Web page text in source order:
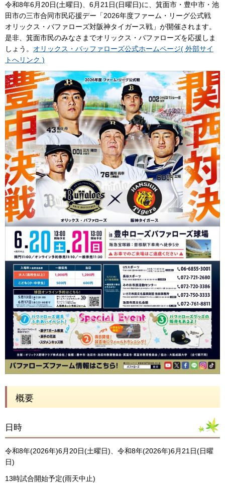
令和8年6月20日(土曜日)、6月21日(日曜日)に、箕面市・豊中市・池
田市の三市合同市民応援デー「2026年度ファーム・リーグ公式戦
オリックス・バファローズ対阪神タイガース戦」が開催されます。
是非、箕面市民のみなさまでオリックス・バファローズを応援しま
しょう。 オリックス・バッファローズ公式ホームページ( 外部サイ
トへリンク )
概要
日時
令和8年(2026年)6月20日(土曜日)、令和8年(2026年)6月21日(日曜
日)
13時試合開始予定(雨天中止)